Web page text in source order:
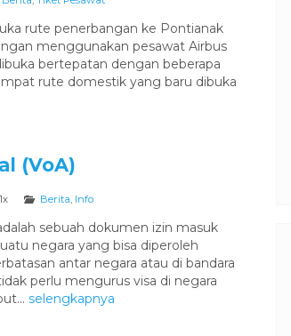
rute penerbangan ke Pontianak
menggunakan pesawat Airbus
bertepatan dengan beberapa
rute domestik yang baru dibuka
(VoA)
Berita, Info
sebuah dokumen izin masuk
negara yang bisa diperoleh
antar negara atau di bandara
perlu mengurus visa di negara
selengkapnya